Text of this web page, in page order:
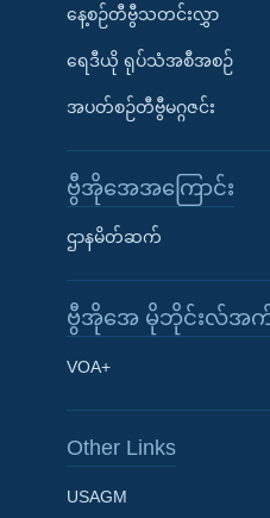
Learning English
နေ့စဉ်တီဗွီသတင်းလွှာ
ရေဒီယို ရုပ်သံအစီအစဉ်
အပတ်စဉ်တီဗွီမဂ္ဂဇင်း
ဗွီအိုအေအကြောင်း
ဌာနမိတ်ဆက်
ဗွီအိုအေ မိုဘိုင်းလ်အက်ပ်
VOA+
Other Links
USAGM